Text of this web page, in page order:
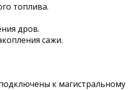
топлива.
дров.
сажи.
к